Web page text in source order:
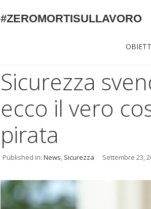
#ZEROMORTISULLAVORO
Sicurezza
ecco il vero
pirata
Published in: News, Sicurezza Settembre 23,